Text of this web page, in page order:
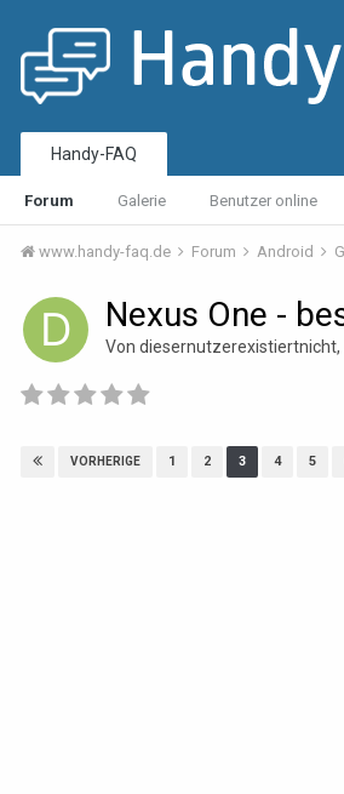
Handy-FAQ
Forum Galerie Benutzer online
www.handy-faq.de Forum Android
Nexus One -
Von diesernutzerexistiertnicht,
VORHERIGE 1 2 3 4 5